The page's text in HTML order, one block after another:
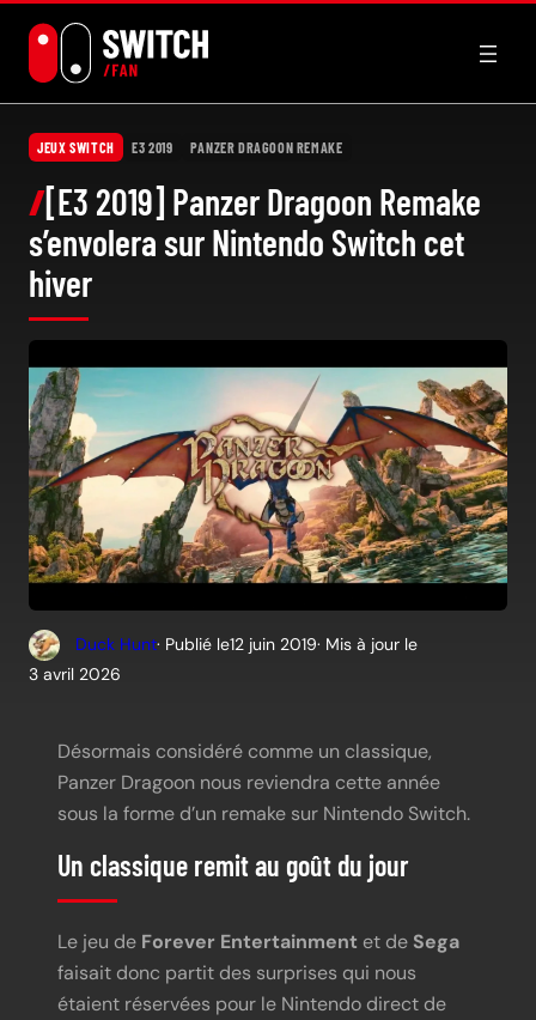
contenu
JEUX SWITCH E3 2019 PANZER DRAGOON REMAKE
[E3 2019] Panzer Dragoon Remake
s’envolera sur Nintendo Switch cet
hiver
Duck Hunt· Publié le12 juin 2019· Mis à jour le
3 avril 2026
Désormais considéré comme un classique,
Panzer Dragoon nous reviendra cette année
sous la forme d’un remake sur Nintendo Switch.
Un classique remit au goût du jour
Le jeu de Forever Entertainment et de Sega
faisait donc partit des surprises qui nous
étaient réservées pour le Nintendo direct de